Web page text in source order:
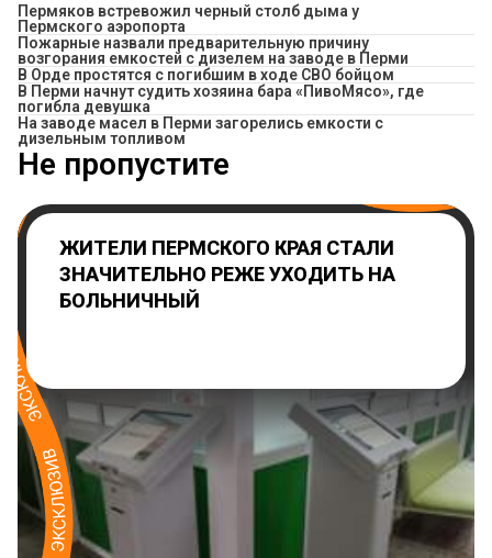
Пермяков встревожил черный столб дыма у
Пермского аэропорта
Пожарные назвали предварительную причину
возгорания емкостей с дизелем на заводе в Перми
В Орде простятся с погибшим в ходе СВО бойцом
​В Перми начнут судить хозяина бара «ПивоМясо», где
погибла девушка
На заводе масел в Перми загорелись емкости с
дизельным топливом
Не пропустите
ЖИТЕЛИ ПЕРМСКОГО КРАЯ СТАЛИ
ЗНАЧИТЕЛЬНО РЕЖЕ УХОДИТЬ НА
БОЛЬНИЧНЫЙ